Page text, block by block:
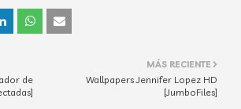
MÁS RECIENTE
Wallpapers Jennifer Lopez HD
[JumboFiles]
de